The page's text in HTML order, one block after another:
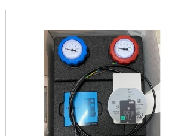
PROCLICK 7781320